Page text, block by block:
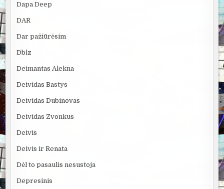
Dapa Deep
DAR
Dar pažiūrėsim
Dblz
Deimantas Alekna
Deividas Bastys
Deividas Dubinovas
Deividas Zvonkus
Deivis
Deivis ir Renata
Dėl to pasaulis nesustoja
Depresinis